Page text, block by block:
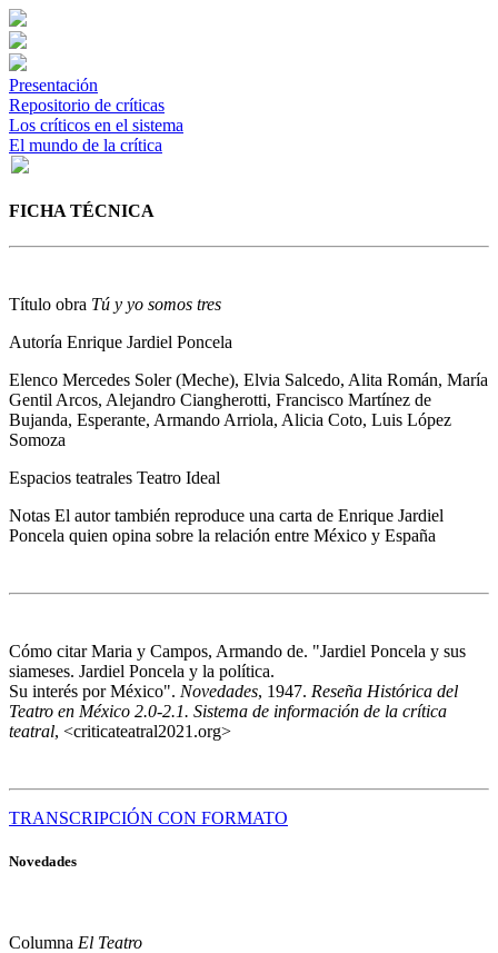
Presentación
Repositorio de críticas
Los críticos en el sistema
El mundo de la crítica
FICHA TÉCNICA
Título obra Tú y yo somos tres
Autoría Enrique Jardiel Poncela
Elenco Mercedes Soler (Meche), Elvia Salcedo, Alita Román, María
Gentil Arcos, Alejandro Ciangherotti, Francisco Martínez de
Bujanda, Esperante, Armando Arriola, Alicia Coto, Luis López
Somoza
Espacios teatrales Teatro Ideal
Notas El autor también reproduce una carta de Enrique Jardiel
Poncela quien opina sobre la relación entre México y España
Cómo citarMaria y Campos, Armando de. "Jardiel Poncela y sus
siameses. Jardiel Poncela y la política.
Su interés por México". Novedades, 1947. Reseña Histórica del
Teatro en México 2.0-2.1. Sistema de información de la crítica
teatral, <criticateatral2021.org>
TRANSCRIPCIÓN CON FORMATO
Novedades
Columna El Teatro